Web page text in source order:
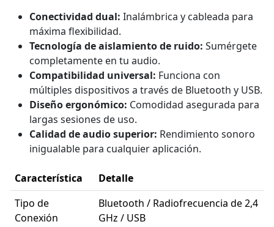
Conectividad dual: Inalámbrica y cableada para
máxima flexibilidad.
Tecnología de aislamiento de ruido: Sumérgete
completamente en tu audio.
Compatibilidad universal: Funciona con
múltiples dispositivos a través de Bluetooth y USB.
Diseño ergonómico: Comodidad asegurada para
largas sesiones de uso.
Calidad de audio superior: Rendimiento sonoro
inigualable para cualquier aplicación.
Característica
Detalle
Tipo de
Conexión
Bluetooth / Radiofrecuencia de 2,4
GHz / USB